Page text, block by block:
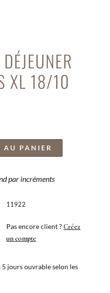
XL 18/10
AU PANIER
par incréments
11922
Pas encore client ?Créez
un compte
jours ouvrable selon les